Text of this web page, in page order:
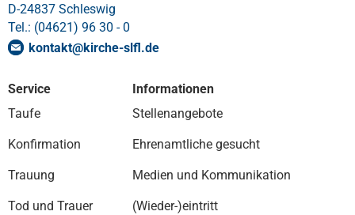
D-24837 Schleswig
Tel.: (04621) 96 30 - 0
kontakt@kirche-slfl.de
Service
Taufe
Konfirmation
Trauung
Tod und Trauer
Informationen
Stellenangebote
Ehrenamtliche gesucht
Medien und Kommunikation
(Wieder-)eintritt